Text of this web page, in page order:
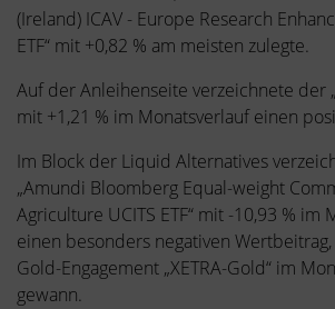
(Ireland) ICAV - Europe Research
ETF“ mit +0,82 % am meisten zulegte.
Auf der Anleihenseite verzeichnete der
mit +1,21 % im Monatsverlauf einen
Im Block der Liquid Alternatives
„Amundi Bloomberg Equal-weight
Agriculture UCITS ETF“ mit -10,93 % im
einen besonders negativen
Gold-Engagement „XETRA-Gold“ im
gewann.